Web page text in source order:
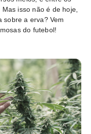
isso não é de hoje,
sobre a erva? Vem
do futebol!